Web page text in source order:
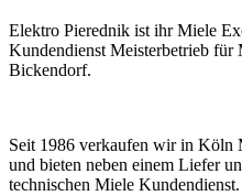
Elektro Pierednik ist ihr Miele
Kundendienst Meisterbetrieb für
Bickendorf.
Seit 1986 verkaufen wir in Köln
und bieten neben einem Liefer
technischen Miele Kundendienst.